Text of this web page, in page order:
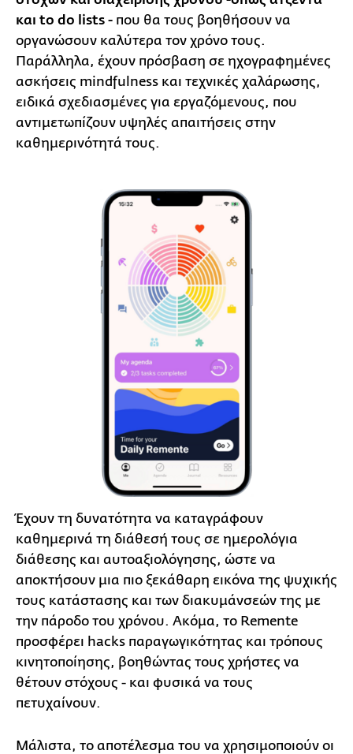
και to do lists - που θα τους βοηθήσουν να
οργανώσουν καλύτερα τον χρόνο τους.
Παράλληλα, έχουν πρόσβαση σε ηχογραφημένες
ασκήσεις mindfulness και τεχνικές χαλάρωσης,
ειδικά σχεδιασμένες για εργαζόμενους, που
αντιμετωπίζουν υψηλές απαιτήσεις στην
καθημερινότητά τους.
Έχουν τη δυνατότητα να καταγράφουν
καθημερινά τη διάθεσή τους σε ημερολόγια
διάθεσης και αυτοαξιολόγησης, ώστε να
αποκτήσουν μια πιο ξεκάθαρη εικόνα της ψυχικής
τους κατάστασης και των διακυμάνσεών της με
την πάροδο του χρόνου. Ακόμα, το Remente
προσφέρει hacks παραγωγικότητας και τρόπους
κινητοποίησης, βοηθώντας τους χρήστες να
θέτουν στόχους - και φυσικά να τους
πετυχαίνουν.
Μάλιστα, το αποτέλεσμα του να χρησιμοποιούν οι